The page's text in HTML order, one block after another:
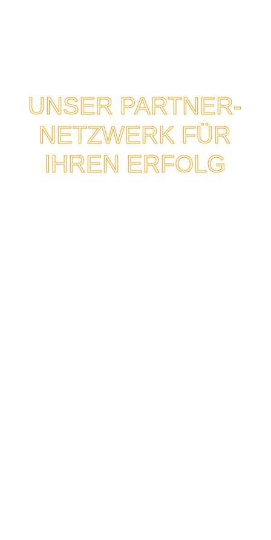
UNSER PARTNER-
NETZWERK FÜR
IHREN ERFOLG